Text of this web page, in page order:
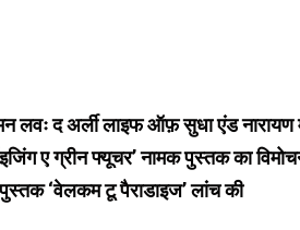
लवः द अर्ली लाइफ ऑफ़ सुधा एंड नारायण
ए ग्रीन फ्यूचर’ नामक पुस्तक का
‘वेलकम टू पैराडाइज’ लांच की